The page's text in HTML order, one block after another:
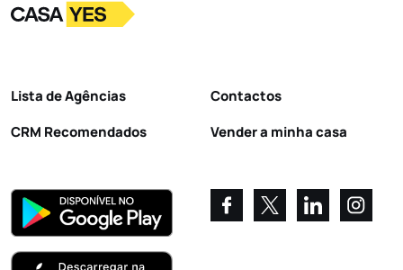
LogoIr para a homepage
Lista de Agências
CRM Recomendados
Contactos
Vender a minha casa